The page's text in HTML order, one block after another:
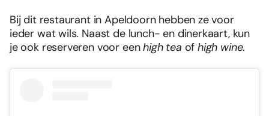
Bij dit restaurant in Apeldoorn hebben ze voor
ieder wat wils. Naast de lunch- en dinerkaart, kun
je ook reserveren voor eenhigh tea of high wine.